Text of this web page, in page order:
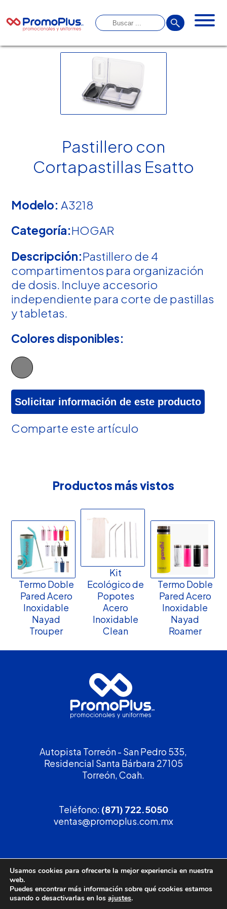
Pastillero con
Cortapastillas Esatto
Modelo: A3218
Categoría:HOGAR
Descripción:Pastillero de 4
compartimentos para organización
de dosis. Incluye accesorio
independiente para corte de pastillas
y tabletas.
Colores disponibles:
Solicitar información de este producto
Comparte este artículo
Productos más vistos
Termo Doble
Pared Acero
Inoxidable
Nayad
Trouper
Kit
Ecológico de
Popotes
Acero
Inoxidable
Clean
Termo Doble
Pared Acero
Inoxidable
Nayad
Roamer
Autopista Torreón - San Pedro 535,
Residencial Santa Bárbara 27105
Torreón, Coah.
Teléfono: (871) 722.5050
ventas@promoplus.com.mx
¡Solicita tucotización!
(800) 90 PROMO
Usamos cookies para ofrecerte la mejor experiencia en nuestra
web.
Puedes encontrar más información sobre qué cookies estamos
usando o desactivarlas en los ajustes.